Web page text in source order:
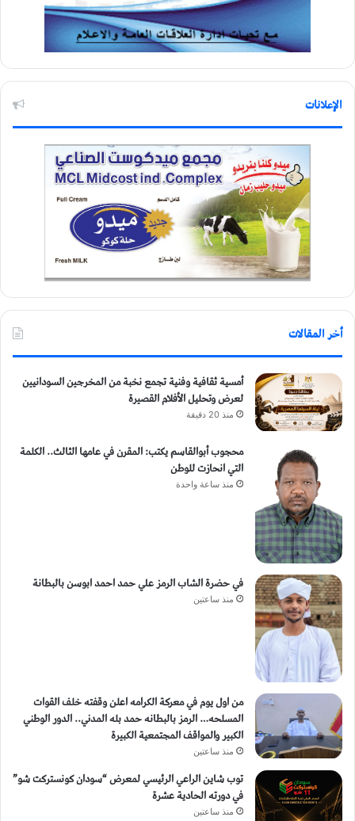
الإعلانات
أخر المقالات
أمسية ثقافية وفنية تجمع نخبة من المخرجين السودانيين
لعرض وتحليل الأفلام القصيرة
منذ 20 دقيقة
محجوب أبوالقاسم يكتب: المقرن في عامها الثالث.. الكلمة
التي انحازت للوطن
منذ ساعة واحدة
في حضرة الشاب الرمز علي حمد احمد ابوسن بالبطانة
منذ ساعتين
من اول يوم في معركة الكرامه اعلن وقفته خلف القوات
المسلحه… الرمز بالبطانه حمد بله المدني.. الدور الوطني
الكبير والمواقف المجتمعية الكبيرة
منذ ساعتين
توب شاين الراعي الرئيسي لمعرض “سودان كونستركت شو”
في دورته الحادية عشرة
منذ ساعتين